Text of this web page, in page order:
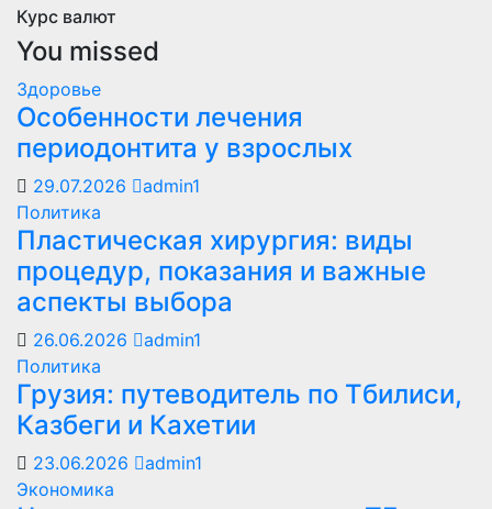
Курс валют
You missed
Здоровье
Особенности лечения
периодонтита у взрослых
29.07.2026
admin1
Политика
Пластическая хирургия: виды
процедур, показания и важные
аспекты выбора
26.06.2026
admin1
Политика
Грузия: путеводитель по Тбилиси,
Казбеги и Кахетии
23.06.2026
admin1
Экономика